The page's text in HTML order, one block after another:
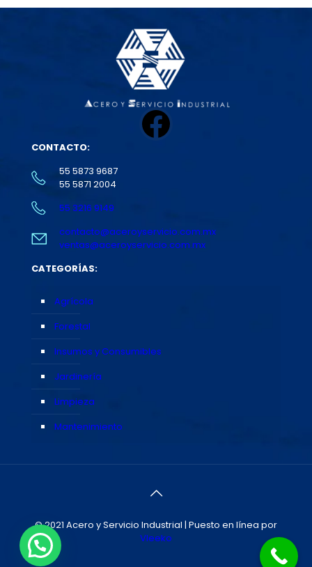
Facebook
CONTACTO:
55 5873 9687
55 5871 2004
55 3216 9149
contacto@aceroyservicio.com.mx
ventas@aceroyservicio.com.mx
CATEGORÍAS:
Agrícola
Forestal
Insumos y Consumibles
Jardinería
Limpieza
Mantenimiento
© 2021 Acero y Servicio Industrial | Puesto en línea por
Vleeko